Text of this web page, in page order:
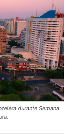
durante Semana